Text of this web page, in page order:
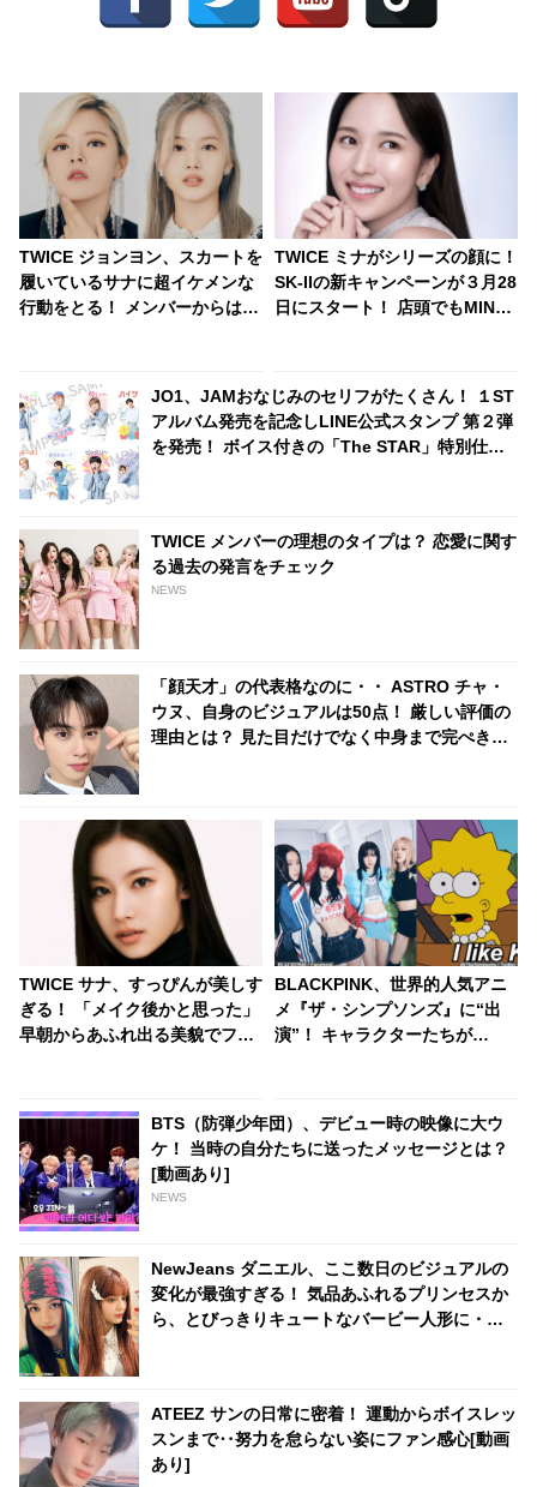
TWICE ジョンヨン、スカートを
履いているサナに超イケメンな
行動をとる！ メンバーからは
にサナも胸キュン
TWICE ミナがシリーズの顔に！
SK-IIの新キャンペーンが３月28
日にスタート！ 店頭でもMINA
JO1、JAMおなじみのセリフがたくさん！ １ST
アルバム発売を記念しLINE公式スタンプ 第２弾
を発売！ ボイス付きの「The STAR」特別仕様
TWICE メンバーの理想のタイプは？ 恋愛に関す
る過去の発言をチェック
NEWS
「顔天才」の代表格なのに・・ ASTRO チャ・
ウヌ、自身のビジュアルは50点！ 厳しい評価の
理由とは？ 見た目だけでなく中身まで完ぺき！
TWICE サナ、すっぴんが美しす
ぎる！ 「メイク後かと思った」
早朝からあふれ出る美貌でファ
BLACKPINK、世界的人気アニ
メ『ザ・シンプソンズ』に“出
演”！ キャラクターたちが
BTS（防弾少年団）、デビュー時の映像に大ウ
ケ！ 当時の自分たちに送ったメッセージとは？
[動画あり]
NEWS
NewJeans ダニエル、ここ数日のビジュアルの
変化が最強すぎる！ 気品あふれるプリンセスか
ら、とびっきりキュートなバービー人形に・・
ATEEZ サンの日常に密着！ 運動からボイスレッ
スンまで‥努力を怠らない姿にファン感心[動画
あり]